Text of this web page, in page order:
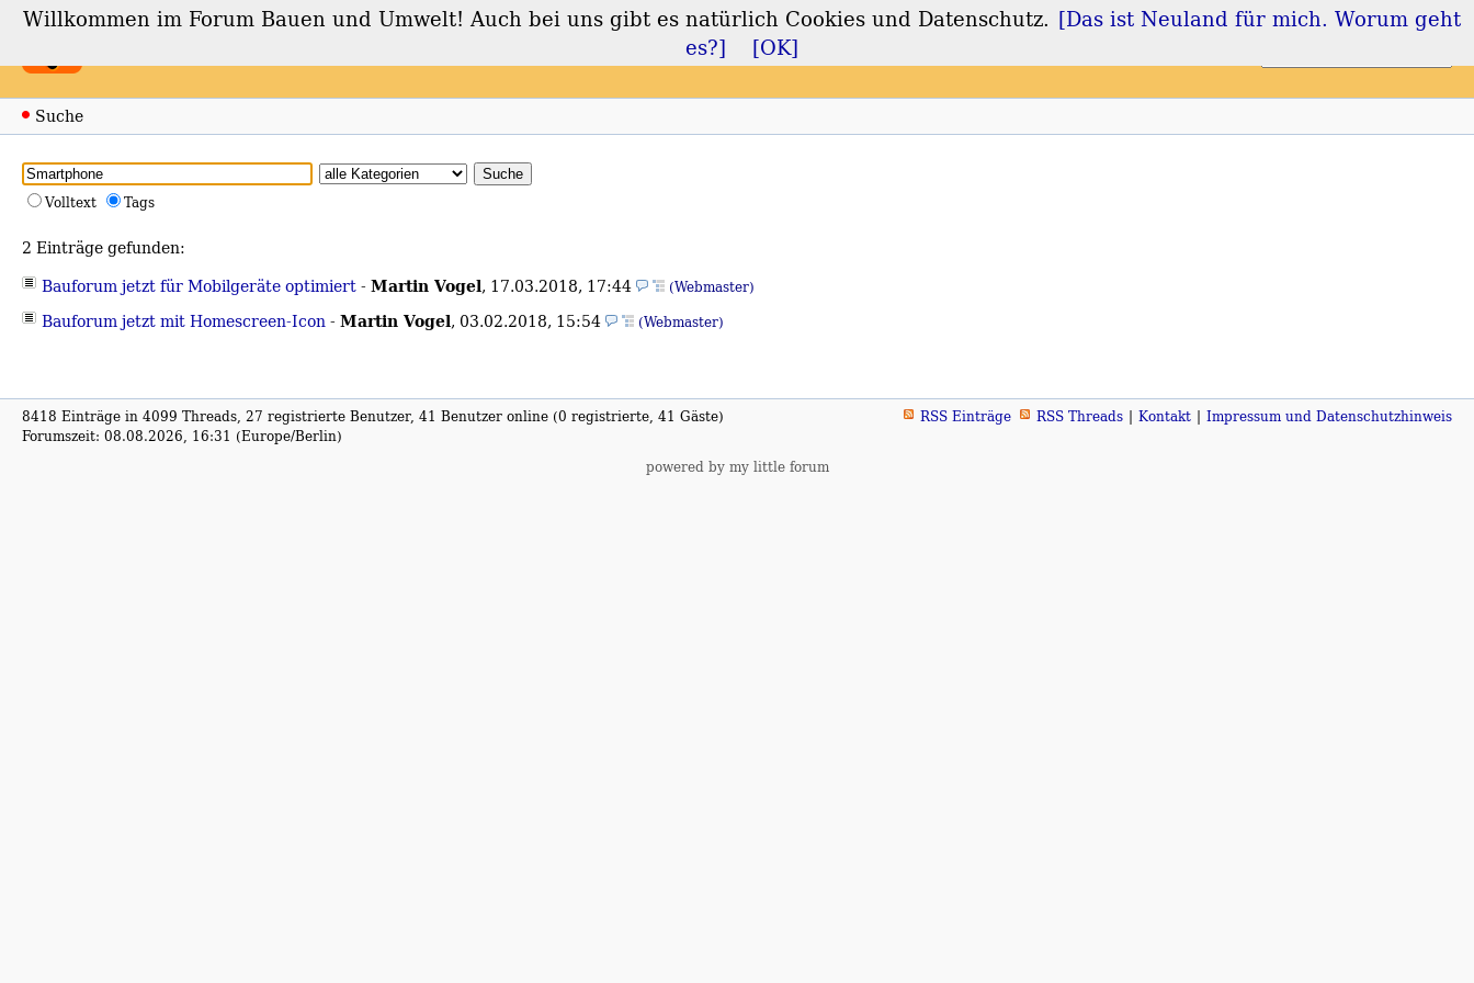
Forum Bauen und Umwelt Login Registrieren
Suche
Volltext Tags
2 Einträge gefunden:
Bauforum jetzt für Mobilgeräte optimiert- Martin Vogel, 17.03.2018, 17:44 (Webmaster)
Bauforum jetzt mit Homescreen-Icon- Martin Vogel, 03.02.2018, 15:54 (Webmaster)
8418 Einträge in 4099 Threads, 27 registrierte Benutzer, 41 Benutzer online (0 registrierte, 41 Gäste)
Forumszeit: 08.08.2026, 16:31 (Europe/Berlin)
RSS Einträge RSS Threads Kontakt Impressum und Datenschutzhinweis
powered by my little forum
Willkommen im Forum Bauen und Umwelt! Auch bei uns gibt es natürlich Cookies und Datenschutz. [Das ist Neuland für mich. Worum geht
es?]
[OK]